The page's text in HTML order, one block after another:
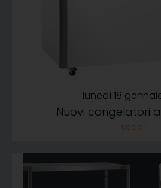
lunedì 18
Nuovi congelatori